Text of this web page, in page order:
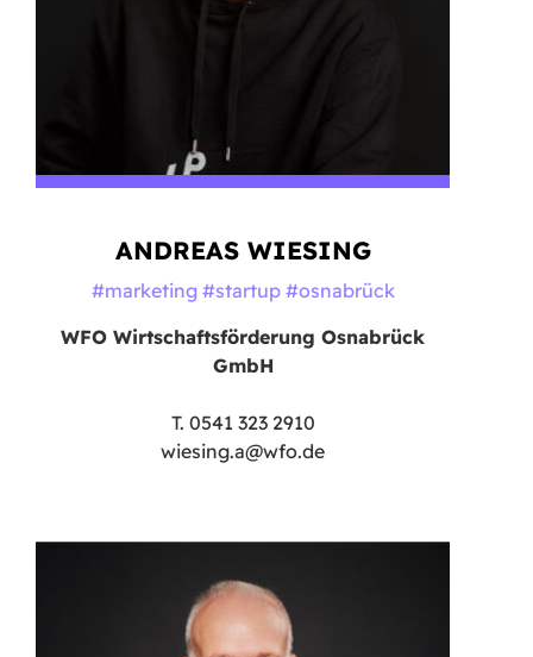
ANDREAS WIESING
#marketing #startup #osnabrück
WFO Wirtschaftsförderung Osnabrück
GmbH
T. 0541 323 2910
wiesing.a@wfo.de